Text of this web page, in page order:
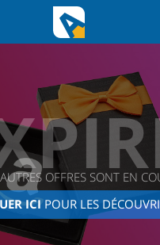
OFFRES SONT EN
ICIPOUR LES